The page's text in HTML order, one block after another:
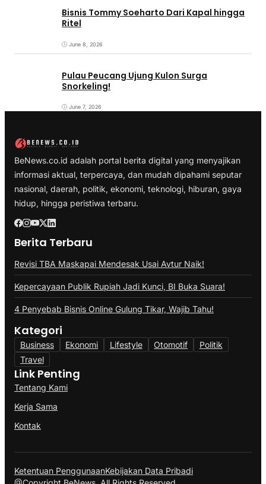
Bisnis Tommy Soeharto Dari Kapal hingga
Ritel
June 8, 2026
Pulau Peucang Ujung Kulon Surga
Snorkeling!
June 7, 2026
BeNews.co.id adalah portal berita digital yang menyajikan
informasi aktual, terpercaya, dan mudah dipahami seputar
nasional, daerah, politik, ekonomi, teknologi, hiburan, gaya
hidup, hingga peristiwa terbaru.
Berita Terbaru
Revisi TBA Maskapai Mendesak Usai Avtur Naik!
Kepercayaan Publik Rupiah Jadi Kunci, BI Buka Suara!
4 Penyebab Bisnis Online Gulung Tikar, Wajib Tahu!
Kategori
Business Ekonomi Lifestyle Otomotif
Politik
Travel
Link Penting
Tentang Kami
Kerja Sama
Kontak
Ketentuan PenggunaanKebijakan Data Pribadi